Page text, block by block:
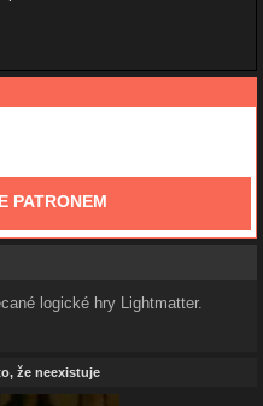
PATRONEM
logické hry Lightmatter.
že neexistuje